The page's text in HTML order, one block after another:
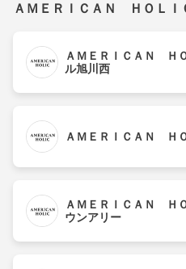
ＡＭＥＲＩＣＡＮ ＨＯＬＩ
ＡＭＥＲＩＣＡＮ Ｈ
ル旭川西
ＡＭＥＲＩＣＡＮ Ｈ
ＡＭＥＲＩＣＡＮ Ｈ
ウンアリー